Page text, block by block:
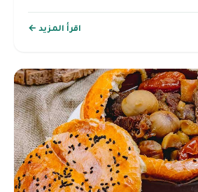
اقرأ المزيد ←